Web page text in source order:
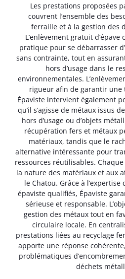
Les prestations proposées
couvrent l’ensemble des
ferraille et à la gestion des
L’enlèvement gratuit
pratique pour se débarrasser
sans contrainte, tout en
hors d’usage dans le
environnementales.
rigueur afin de garantir une
Épaviste intervient également
qu’il s’agisse de métaux issus
hors d’usage ou d’objets
récupération fers et métaux
matériaux, tandis que le
alternative intéressante pour
ressources réutilisables.
la nature des matériaux et aux
le Chatou. Grâce à l’expertise
épaviste qualifiés, Épaviste
sérieuse et responsable.
gestion des métaux tout en
circulaire locale. En
prestations liées au recyclage
apporte une réponse
problématiques
déchets